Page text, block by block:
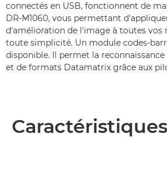
connectés en USB, fonctionnent de
DR-M1060, vous permettant
d'amélioration de l'image à toutes vos
toute simplicité. Un module codes-
disponible. Il permet la reconnaissance
et de formats Datamatrix grâce aux
Caractéristiques